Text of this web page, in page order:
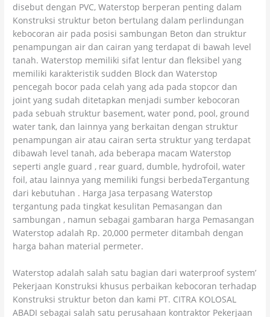
disebut dengan PVC, Waterstop berperan penting dalam
Konstruksi struktur beton bertulang dalam perlindungan
kebocoran air pada posisi sambungan Beton dan struktur
penampungan air dan cairan yang terdapat di bawah level
tanah. Waterstop memiliki sifat lentur dan fleksibel yang
memiliki karakteristik sudden Block dan Waterstop
pencegah bocor pada celah yang ada pada stopcor dan
joint yang sudah ditetapkan menjadi sumber kebocoran
pada sebuah struktur basement, water pond, pool, ground
water tank, dan lainnya yang berkaitan dengan struktur
penampungan air atau cairan serta struktur yang terdapat
dibawah level tanah, ada beberapa macam Waterstop
seperti angle guard , rear guard, dumble, hydrofoil, water
foil, atau lainnya yang memiliki fungsi berbedaTergantung
dari kebutuhan . Harga Jasa terpasang Waterstop
tergantung pada tingkat kesulitan Pemasangan dan
sambungan , namun sebagai gambaran harga Pemasangan
Waterstop adalah Rp. 20,000 permeter ditambah dengan
harga bahan material permeter.
Waterstop adalah salah satu bagian dari waterproof system’
Pekerjaan Konstruksi khusus perbaikan kebocoran terhadap
Konstruksi struktur beton dan kami PT. CITRA KOLOSAL
ABADI sebagai salah satu perusahaan kontraktor Pekerjaan